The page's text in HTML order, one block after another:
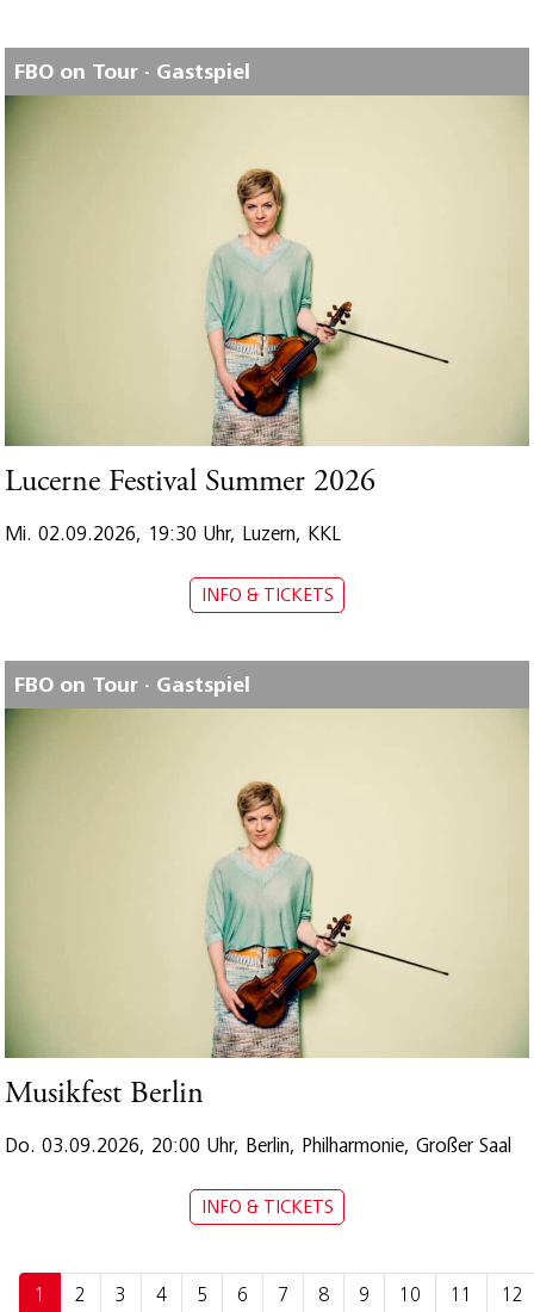
FBO on Tour · Gastspiel
Lucerne Festival Summer 2026
Mi. 02.09.2026, 19:30 Uhr, Luzern, KKL
INFO & TICKETS
FBO on Tour · Gastspiel
Musikfest Berlin
Do. 03.09.2026, 20:00 Uhr, Berlin, Philharmonie, Großer Saal
INFO & TICKETS
1 2 3 4 5 6 7 8 9 10 11 12